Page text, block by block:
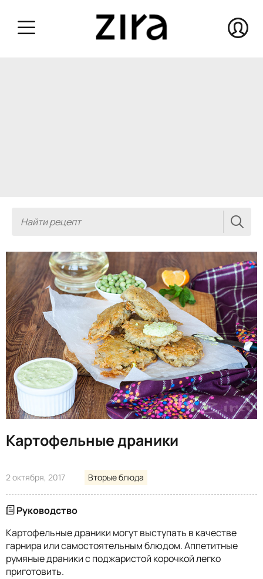
Картофельные драники
2 октября, 2017 Вторые блюда
Руководство
Картофельные драники могут выступать в качестве
гарнира или самостоятельным блюдом. Аппетитные
румяные драники с поджаристой корочкой легко
приготовить.